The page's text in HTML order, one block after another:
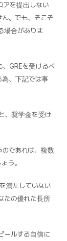
を提出しない
。でも、そこそ
場合がありま
、GREを受けるべ
、下記では事
奨学金を受け
であれば、複数
う。
たしていない
たの優れた長所
ルする自信に